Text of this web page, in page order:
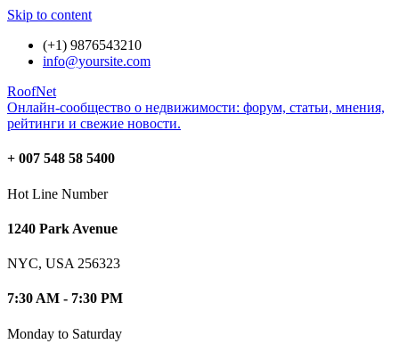
Skip to content
(+1) 9876543210
info@yoursite.com
RoofNet
Онлайн-сообщество о недвижимости: форум, статьи, мнения,
рейтинги и свежие новости.
+ 007 548 58 5400
Hot Line Number
1240 Park Avenue
NYC, USA 256323
7:30 AM - 7:30 PM
Monday to Saturday